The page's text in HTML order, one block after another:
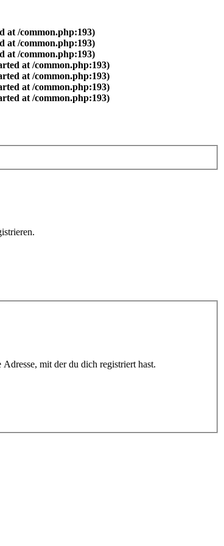
at /common.php:193)
at /common.php:193)
at /common.php:193)
at /common.php:193)
at /common.php:193)
at /common.php:193)
at /common.php:193)
mit der du dich registriert hast.